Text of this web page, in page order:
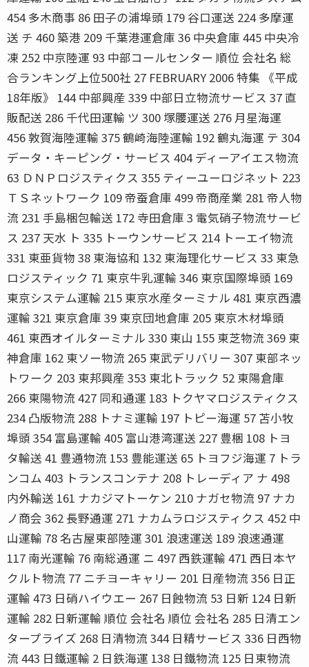
454 多木商事 86 田子の浦埠頭 179 谷口運送 224 多摩運
送 チ 460 築港 209 千葉港運倉庫 36 中央倉庫 445 中央冷
凍 252 中京陸運 93 中部コールセンター 順位 会社名 総
合ランキング上位500社 27 FEBRUARY 2006 特集 《平成
18年版》 144 中部興産 339 中部日立物流サービス 37 直
販配送 286 千代田運輸 ツ 300 塚腰運送 276 月星海運
456 敦賀海陸運輸 375 鶴崎海陸運輸 192 鶴丸海運 テ 304
データ・キーピング・サービス 404 ディーアイエス物流
63 ＤＮＰロジスティクス 355 ティーユーロジネット 223
ＴＳネットワーク 109 帝蚕倉庫 499 帝商産業 281 帝人物
流 231 手島梱包輸送 172 寺田倉庫 3 電気硝子物流サービ
ス 237 天水 ト 335 トーウンサービス 214 トーエイ物流
331 東亜貨物 38 東海協和 132 東海理化サービス 33 東急
ロジスティック 71 東京牛乳運輸 346 東京国際埠頭 169
東京システム運輸 215 東京水産ターミナル 481 東京西濃
運輸 321 東京倉庫 39 東京団地倉庫 205 東京木材埠頭
461 東西オイルターミナル 330 東山 155 東芝物流 369 東
神倉庫 162 東ソー物流 265 東武デリバリー 307 東部ネッ
トワーク 203 東邦興産 353 東北トラック 52 東陽倉庫
266 東陽物流 427 同和通運 183 トクヤマロジスティクス
234 凸版物流 288 トナミ運輸 197 トピー海運 57 苫小牧
埠頭 354 富島運輸 405 富山港湾運送 227 豊梱 108 トヨ
タ輸送 41 豊通物流 153 豊能運送 65 トヨフジ海運 7 トラ
ンコム 403 トランスコンテナ 208 トレーディア ナ 498
内外輸送 161 ナカジマトーケン 210 ナガセ物流 97 ナカ
ノ商会 362 長野通運 271 ナカムラロジスティクス 452 中
山運輸 78 名古屋東部陸運 301 浪速運送 189 浪速通運
117 南光運輸 76 南総通運 ニ 497 西鉄運輸 471 西日本ヤ
クルト物流 77 ニチヨーキャリー 201 日産物流 356 日正
運輸 473 日硝ハイウエー 267 日蝕物流 53 日新 124 日新
運輸 282 日新運輸 順位 会社名 順位 会社名 285 日清エン
タープライズ 268 日清物流 344 日精サービス 336 日西物
流 443 日鐵運輸 2 日鉄海運 138 日鐵物流 125 日東物流